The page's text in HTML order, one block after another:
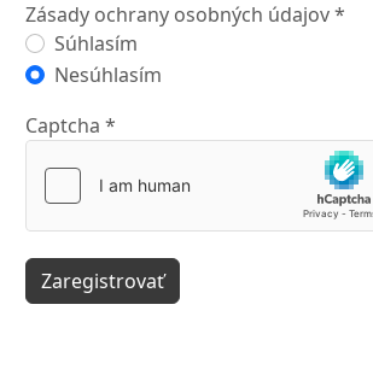
Zásady ochrany osobných údajov*
Zásady ochrany
Súhlasím
Nesúhlasím
Captcha *
Zaregistrovať